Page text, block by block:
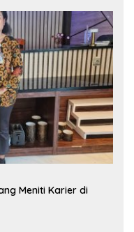
Meniti Karier di